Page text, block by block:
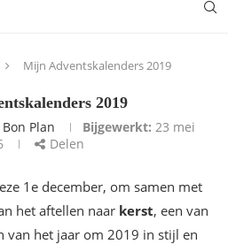
Mijn Adventskalenders 2019
2019
Plan Bijgewerkt: 23 mei
Delen
1e december, om samen met
het aftellen naar kerst, een van
van het jaar om 2019 in stijl en